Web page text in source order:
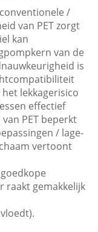
/
van PET zorgt
kan
van de
is
lekkagerisico
effectief
PET beperkt
/ lage-
vertoont
raakt gemakkelijk